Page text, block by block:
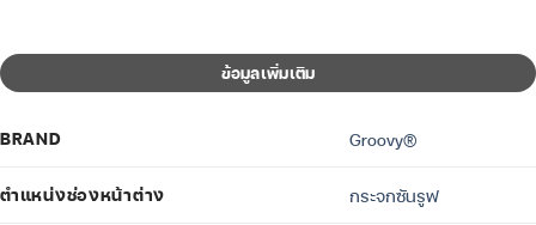
ข้อมูลเพิ่มเติม
BRAND Groovy®
ตำแหน่งช่องหน้าต่าง กระจกซันรูฟ